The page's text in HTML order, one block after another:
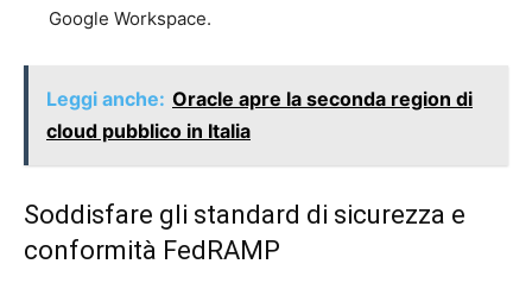
Google Workspace.
Leggi anche: Oracle apre la seconda region di
cloud pubblico in Italia
Soddisfare gli standard di sicurezza e
conformità FedRAMP